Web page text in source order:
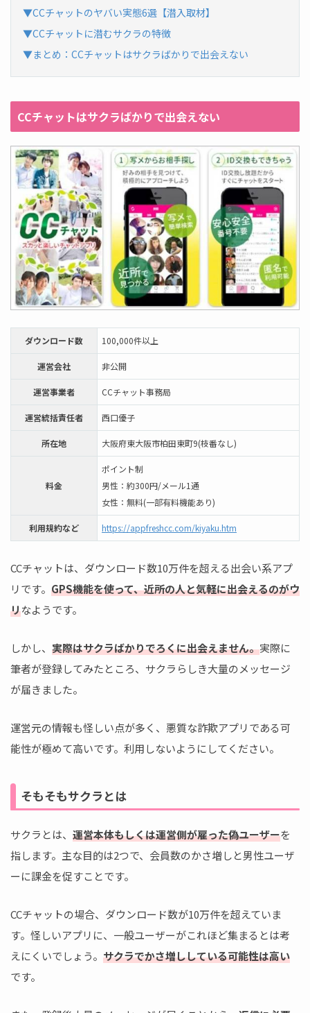
▼CCチャットのヤバい実態6選【潜入取材】
▼CCチャットに潜むサクラの特徴
▼まとめ：CCチャットはサクラばかりで出会えない
CCチャットはサクラばかりで出会えない
ダウンロード数 100,000件以上
運営会社 非公開
運営事業者 CCチャット事務局
運営統括責任者 西口優子
所在地 大阪府東大阪市柏田東町9(枝番なし)
料金
ポイント制
男性：約300円/メール1通
女性：無料(一部有料機能あり)
利用規約など https://appfreshcc.com/kiyaku.htm
CCチャットは、ダウンロード数10万件を超える出会い系アプ
リです。 GPS機能を使って、近所の人と気軽に出会えるのがウ
リなようです。
しかし、 実際はサクラばかりでろくに出会えません。実際に
筆者が登録してみたところ、サクラらしき大量のメッセージ
が届きました。
運営元の情報も怪しい点が多く、悪質な詐欺アプリである可
能性が極めて高いです。利用しないようにしてください。
そもそもサクラとは
サクラとは、 運営本体もしくは運営側が雇った偽ユーザーを
指します。主な目的は2つで、会員数のかさ増しと男性ユーザ
ーに課金を促すことです。
CCチャットの場合、ダウンロード数が10万件を超えていま
す。怪しいアプリに、一般ユーザーがこれほど集まるとは考
えにくいでしょう。 サクラでかさ増ししている可能性は高い
です。